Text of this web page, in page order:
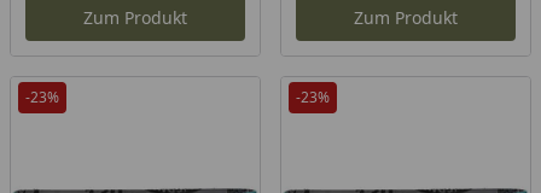
Zum Produkt Zum Produkt
-23% -23%